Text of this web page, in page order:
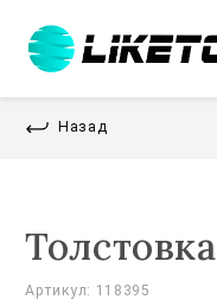
Назад
Толстовка
Артикул: 118395